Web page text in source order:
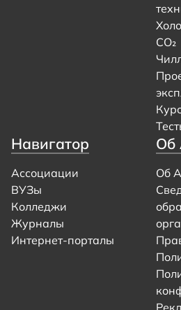
CO₂
Навигатор
Ассоциации
ВУЗы
Колледжи
Журналы
Интернет-порталы
Об
Об